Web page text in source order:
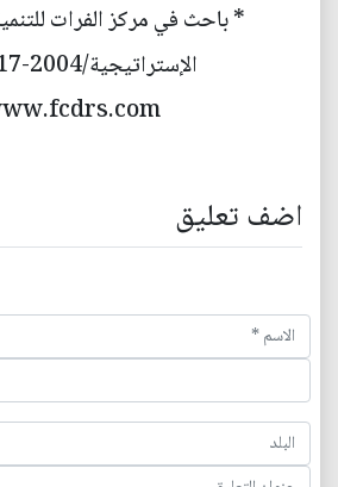
* باحث في مركز الفرات
الإستراتيجية/2004-Ⓒ2017
اضف تعليق